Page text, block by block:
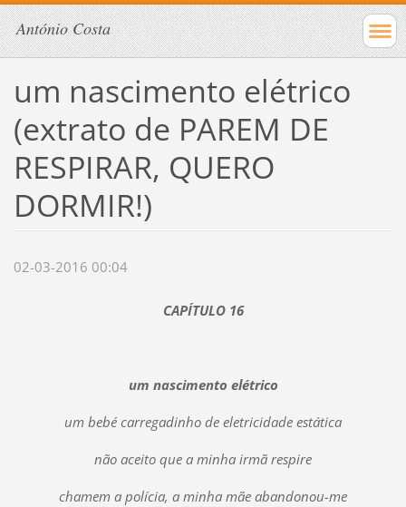
António Costa
um nascimento elétrico
(extrato de PAREM DE
RESPIRAR, QUERO
DORMIR!)
02-03-2016 00:04
CAPÍTULO 16
um nascimento elétrico
um bebé carregadinho de eletricidade estática
não aceito que a minha irmã respire
chamem a polícia, a minha mãe abandonou-me